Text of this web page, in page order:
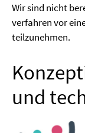
Wir sind nicht
ver­fah­ren vor
teilzunehmen.
und